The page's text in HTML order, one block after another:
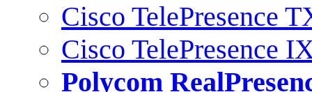
Cisco TelePresence
Cisco TelePresence
Polycom